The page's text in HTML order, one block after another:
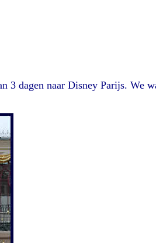
3 dagen naar Disney Parijs. We